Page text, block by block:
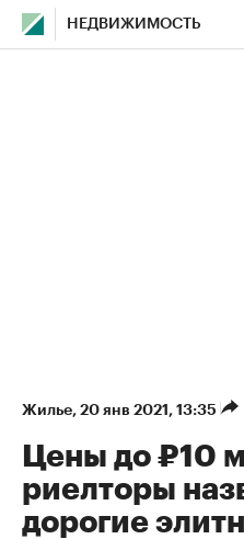
НЕДВИЖИМОСТЬ
Жилье⁠, 20 янв 2021, 13:35
Цены до ₽10
риелторы
дорогие